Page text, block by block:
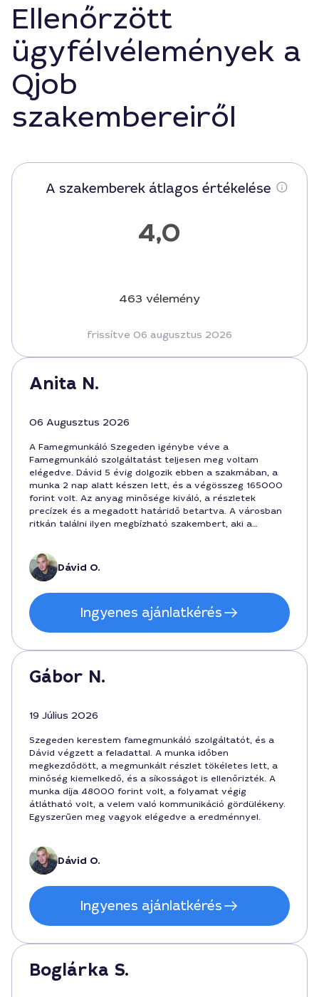
Ellenőrzött
ügyfélvélemények a
Qjob
szakembereiről
A szakemberek átlagos értékelése
4,0
463 vélemény
frissítve 06 augusztus 2026
Anita N.
06 Augusztus 2026
A Famegmunkáló Szegeden igénybe véve a
Famegmunkáló szolgáltatást teljesen meg voltam
elégedve. Dávid 5 évig dolgozik ebben a szakmában, a
munka 2 nap alatt készen lett, és a végösszeg 165000
forint volt. Az anyag minősége kiváló, a részletek
precízek és a megadott határidő betartva. A városban
ritkán találni ilyen megbízható szakembert, aki a
örvend, és ezt most én is aláírom.
Dávid O.
Ingyenes ajánlatkérés
Gábor N.
19 Július 2026
Szegeden kerestem famegmunkáló szolgáltatót, és a
Dávid végzett a feladattal. A munka időben
megkezdődött, a megmunkált részlet tökéletes lett, a
minőség kiemelkedő, és a síkosságot is ellenőrizték. A
munka díja 48000 forint volt, a folyamat végig
átlátható volt, a velem való kommunikáció gördülékeny.
Egyszerűen meg vagyok elégedve a eredménnyel.
Dávid O.
Ingyenes ajánlatkérés
Boglárka S.